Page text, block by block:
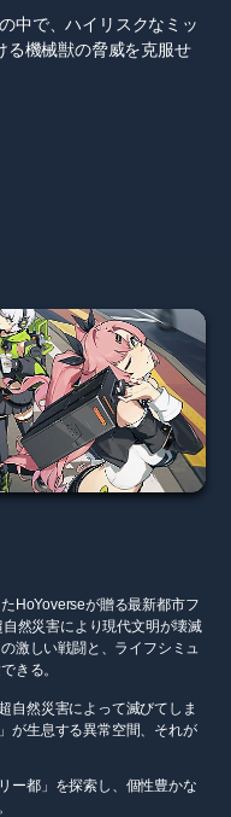
中で、ハイリスクなミッ
る機械獣の脅威を克服せ
HoYoverseが贈る最新都市フ
然災害により現代文明が壊滅
激しい戦闘と、ライフシミュ
きる。
自然災害によって滅びてしま
が生息する異常空間、それが
ー都」を探索し、個性豊かな